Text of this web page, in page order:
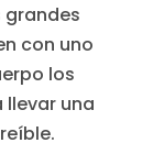
grandes
con uno
los
una